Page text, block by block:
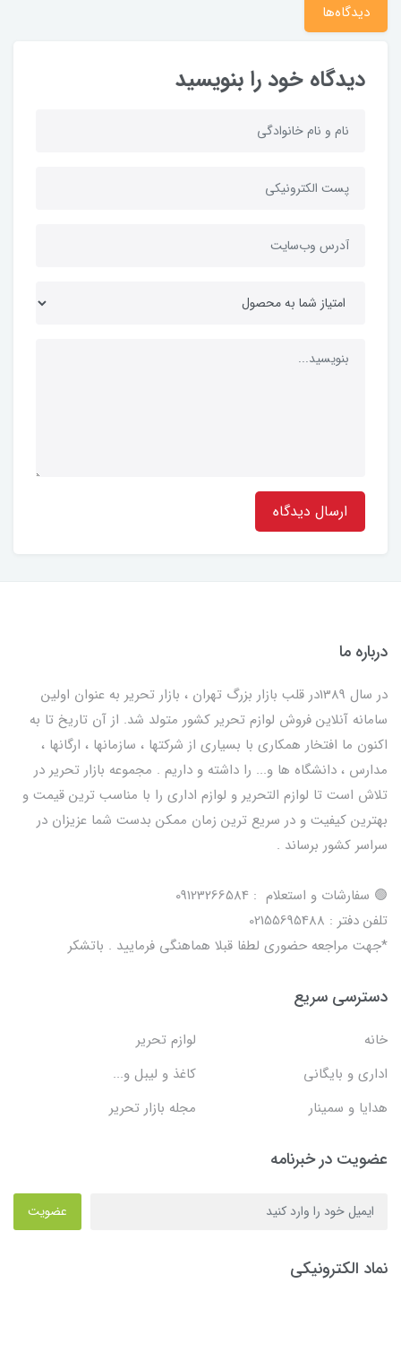
دیدگاه‌ها
دیدگاه خود را بنویسید
ارسال دیدگاه
درباره ما
در سال 1389در قلب بازار بزرگ تهران ، بازار تحریر به عنوان اولین
سامانه آنلاین فروش لوازم تحریر کشور متولد شد. از آن تاریخ تا به
اکنون ما افتخار همکاری با بسیاری از شرکتها ، سازمانها ، ارگانها ،
مدارس ، دانشگاه ها و... را داشته و داریم . مجموعه بازار تحریر در
تلاش است تا لوازم التحریر و لوازم اداری را با مناسب ترین قیمت و
بهترین کیفیت و در سریع ترین زمان ممکن بدست شما عزیزان در
سراسر کشور برساند .
🟢 سفارشات و استعلام : 09123266584
تلفن دفتر : 02155695488
*جهت مراجعه حضوری لطفا قبلا هماهنگی فرمایید . باتشکر
دسترسی سریع
خانه
لوازم تحریر
اداری و بایگانی
کاغذ و لیبل و...
هدایا و سمینار
مجله بازار تحریر
عضویت در خبرنامه
عضویت
نماد الکترونیکی